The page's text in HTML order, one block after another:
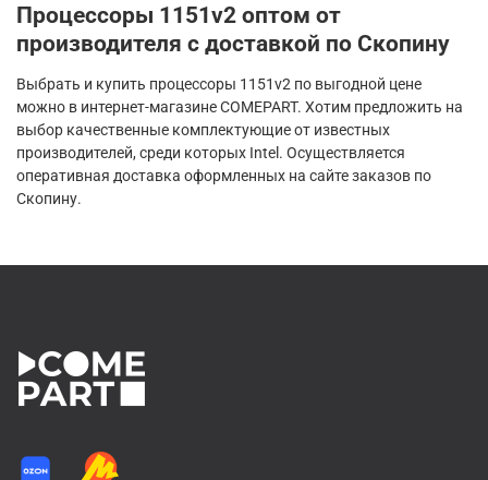
Процессоры 1151v2 оптом от
производителя с доставкой по Скопину
Выбрать и купить процессоры 1151v2 по выгодной цене
можно в интернет-магазине COMEPART. Хотим предложить на
выбор качественные комплектующие от известных
производителей, среди которых Intel. Осуществляется
оперативная доставка оформленных на сайте заказов по
Скопину.